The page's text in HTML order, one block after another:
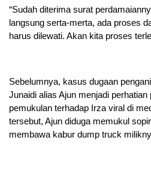
“Sudah diterima surat
langsung serta-merta, ada proses
harus dilewati. Akan kita proses
Sebelumnya, kasus dugaan
Junaidi alias Ajun menjadi
pemukulan terhadap Irza viral di
tersebut, Ajun diduga memukul
membawa kabur dump truck